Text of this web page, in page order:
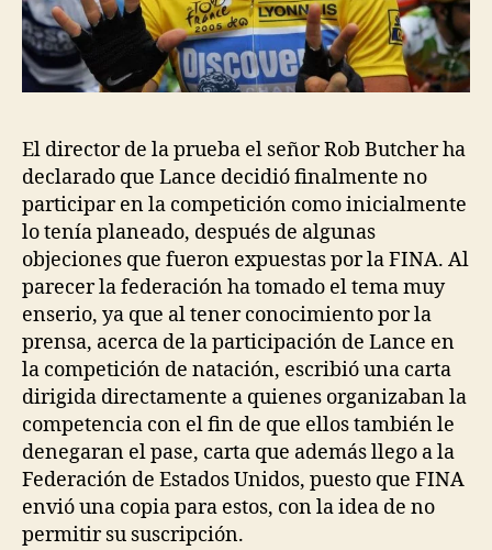
El director de la prueba el señor Rob Butcher ha
declarado que Lance decidió finalmente no
participar en la competición como inicialmente
lo tenía planeado, después de algunas
objeciones que fueron expuestas por la FINA. Al
parecer la federación ha tomado el tema muy
enserio, ya que al tener conocimiento por la
prensa, acerca de la participación de Lance en
la competición de natación, escribió una carta
dirigida directamente a quienes organizaban la
competencia con el fin de que ellos también le
denegaran el pase, carta que además llego a la
Federación de Estados Unidos, puesto que FINA
envió una copia para estos, con la idea de no
permitir su suscripción.